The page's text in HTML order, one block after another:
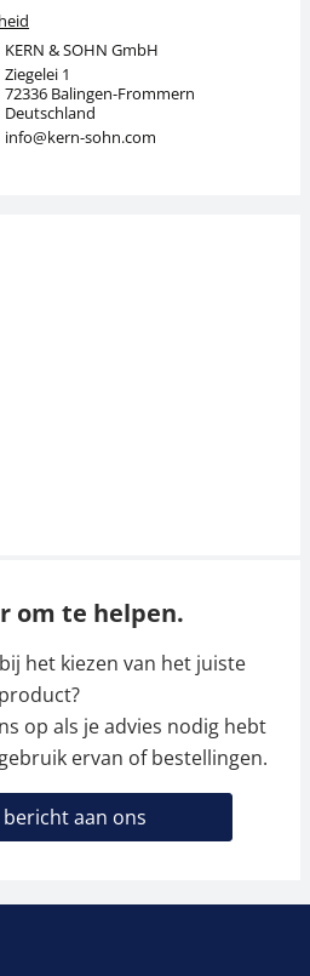
KERN & SOHN GmbH
Ziegelei 1
72336 Balingen-Frommern
Deutschland
info@kern-sohn.com
om te helpen.
het kiezen van het juiste
product?
op als je advies nodig hebt
ervan of bestellingen.
bericht aan ons